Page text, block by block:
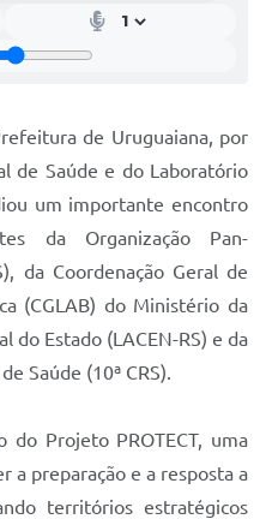
de Uruguaiana, por
de Saúde e do Laboratório
um importante encontro
da Organização Pan-
da Coordenação Geral de
(CGLAB) do Ministério da
do Estado (LACEN-RS) e da
Saúde (10ª CRS).
Projeto PROTECT, uma
a preparação e a resposta a
territórios estratégicos